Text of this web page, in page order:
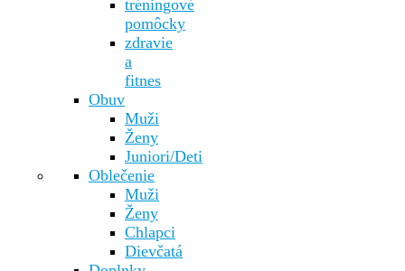
tréningové
pomôcky
zdravie
a
fitnes
Obuv
Muži
Ženy
Juniori/Deti
Oblečenie
Muži
Ženy
Chlapci
Dievčatá